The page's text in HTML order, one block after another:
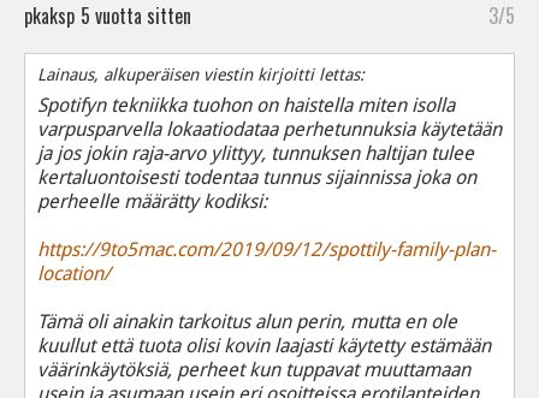
pkaksp 5 vuotta sitten 3/5
Lainaus, alkuperäisen viestin kirjoitti lettas:
Spotifyn tekniikka tuohon on haistella miten isolla
varpusparvella lokaatiodataa perhetunnuksia käytetään
ja jos jokin raja-arvo ylittyy, tunnuksen haltijan tulee
kertaluontoisesti todentaa tunnus sijainnissa joka on
perheelle määrätty kodiksi:
https://9to5mac.com/2019/09/12/spottily-family-plan-
location/
Tämä oli ainakin tarkoitus alun perin, mutta en ole
kuullut että tuota olisi kovin laajasti käytetty estämään
väärinkäytöksiä, perheet kun tuppavat muuttamaan